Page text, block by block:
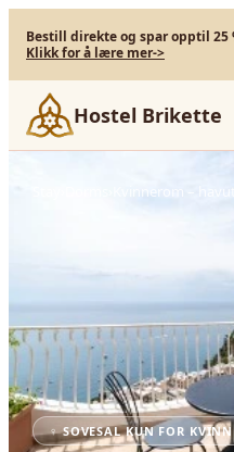
Bestill direkte og spar opptil 25
Klikk for å lære mer->
Hostel Brikette
Kvinnerom –
♀SOVESAL KUN FOR